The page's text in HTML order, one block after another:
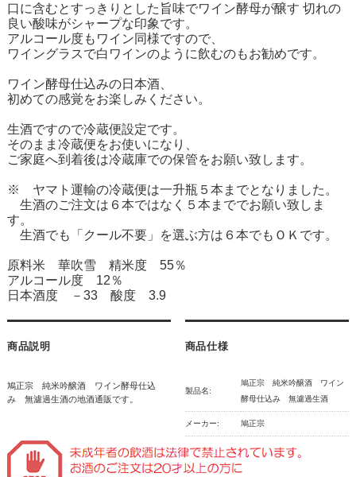
口に含むとすっきりとした旨味でワイン酵母が醸す 切れの
良い酸味がシャープな印象です。
アルコール度もワイン同様ですので、
ワイングラスで白ワインのように飲むのもお勧めです。
ワイン酵母仕込みの日本酒、
初めての感覚をお楽しみください。
生酒ですので冷蔵便設定です。
そのまま冷蔵便をお使いになり、
ご家庭へ到着後は冷蔵庫での保管をお願い致します。
※ ヤマト運輸の冷蔵便は一升瓶５本までとなりました。
生酒のご注文は６本ではなく５本まででお願い致しま
す。
生酒でも「クール不要」を選ぶ方は６本でもＯＫです。
原料米 華吹雪 精米度 55％
アルコール度 12％
日本酒度 －33 酸度 3.9
商品説明
鳩正宗 純米吟醸酒 ワイン酵母仕込
み 無濾過生酒の地酒通販です。
商品仕様
製品名:
鳩正宗 純米吟醸酒 ワイン
酵母仕込み 無濾過生酒
メーカー: 鳩正宗